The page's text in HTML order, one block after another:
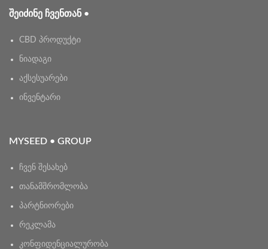
ᲨᲔᲘᲫᲘᲜᲔ ᲩᲕᲔᲜᲗᲐᲜ •
CBD პროდუქტი
ნიადაგი
აქსესუარები
ინვენტარი
MYSEED • GROUP
ჩვენ შესახებ
თანამშრომლობა
პარტნიორები
რეკლამა
კონფიდენციალურობა